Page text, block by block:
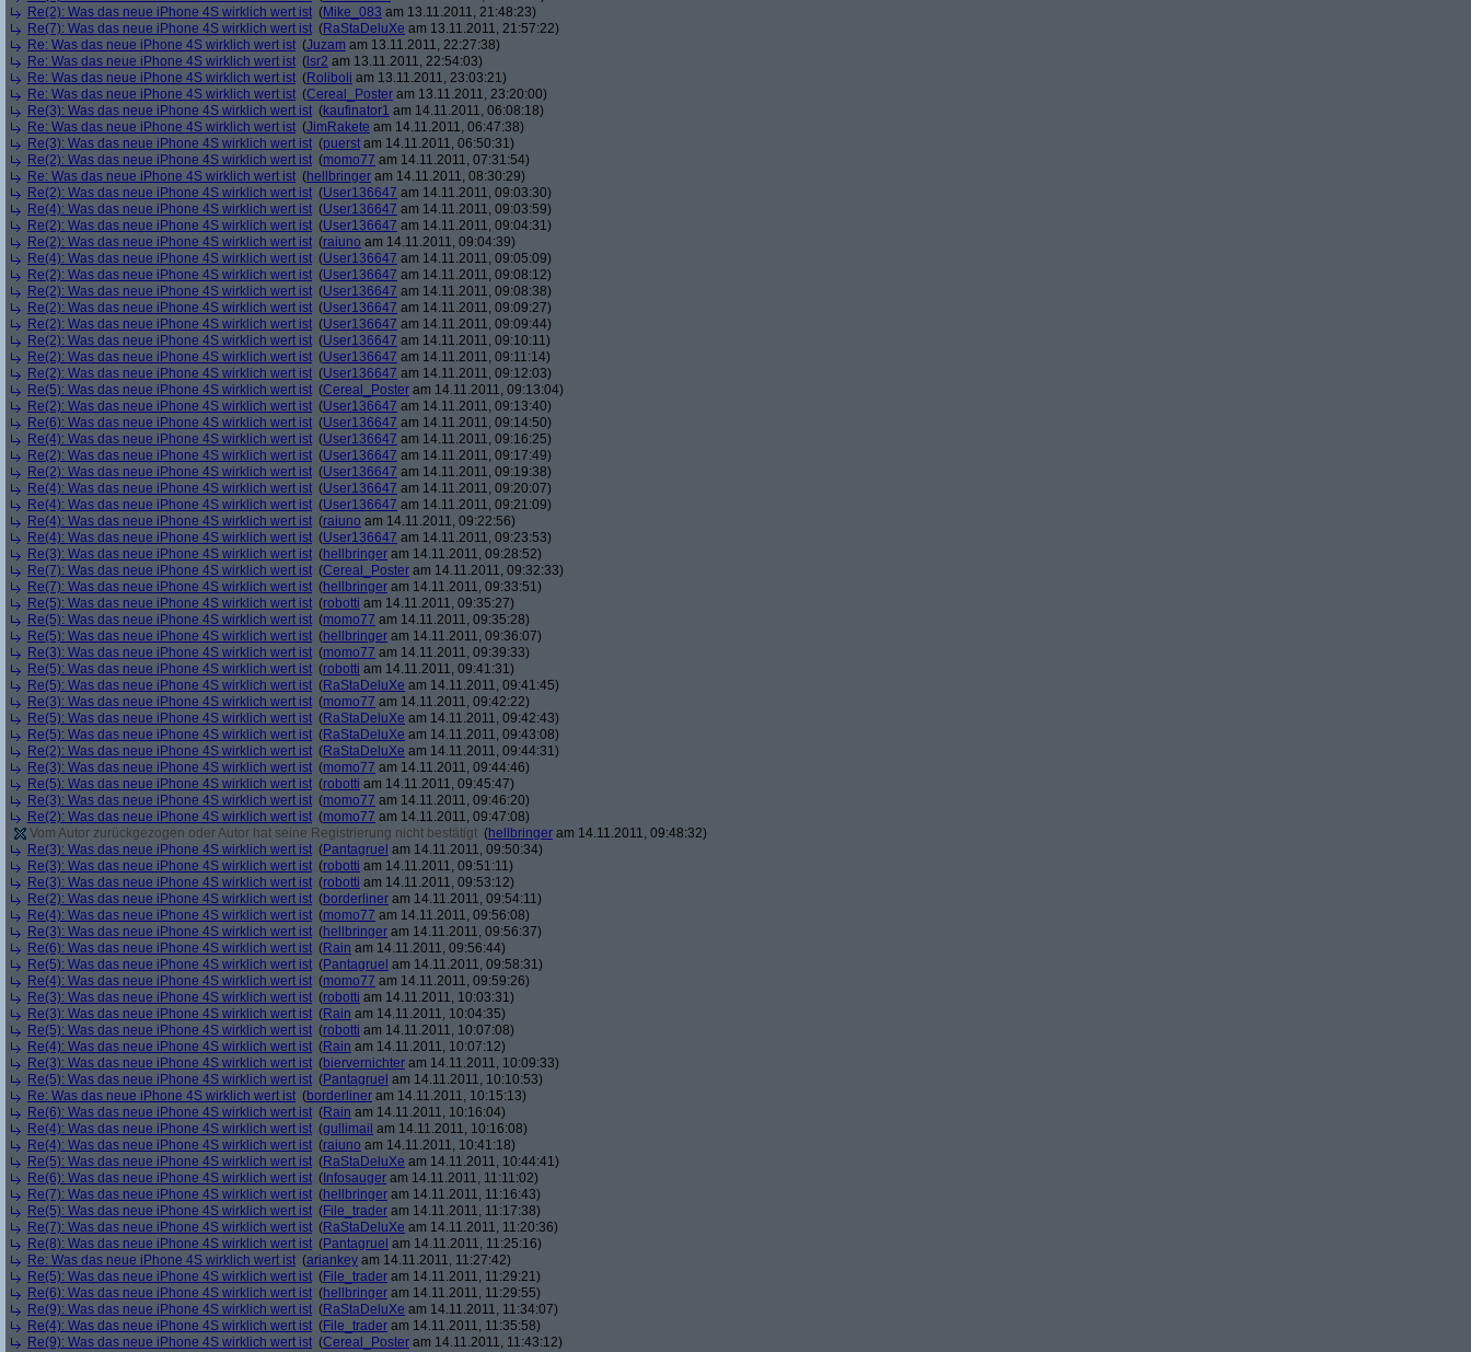
Re(2): Was das neue iPhone 4S wirklich wert ist (Mike_083 am 13.11.2011, 21:48:23)
Re(7): Was das neue iPhone 4S wirklich wert ist (RaStaDeluXe am 13.11.2011, 21:57:22)
Re: Was das neue iPhone 4S wirklich wert ist (Juzam am 13.11.2011, 22:27:38)
Re: Was das neue iPhone 4S wirklich wert ist ( lsr2 am 13.11.2011, 22:54:03)
Re: Was das neue iPhone 4S wirklich wert ist (Roliboli am 13.11.2011, 23:03:21)
Re: Was das neue iPhone 4S wirklich wert ist (Cereal_Poster am 13.11.2011, 23:20:00)
Re(3): Was das neue iPhone 4S wirklich wert ist (kaufinator1 am 14.11.2011, 06:08:18)
Re: Was das neue iPhone 4S wirklich wert ist (JimRakete am 14.11.2011, 06:47:38)
Re(3): Was das neue iPhone 4S wirklich wert ist (puerst am 14.11.2011, 06:50:31)
Re(2): Was das neue iPhone 4S wirklich wert ist (momo77 am 14.11.2011, 07:31:54)
Re: Was das neue iPhone 4S wirklich wert ist (hellbringer am 14.11.2011, 08:30:29)
Re(2): Was das neue iPhone 4S wirklich wert ist (User136647 am 14.11.2011, 09:03:30)
Re(4): Was das neue iPhone 4S wirklich wert ist (User136647 am 14.11.2011, 09:03:59)
Re(2): Was das neue iPhone 4S wirklich wert ist (User136647 am 14.11.2011, 09:04:31)
Re(2): Was das neue iPhone 4S wirklich wert ist (raiuno am 14.11.2011, 09:04:39)
Re(4): Was das neue iPhone 4S wirklich wert ist (User136647 am 14.11.2011, 09:05:09)
Re(2): Was das neue iPhone 4S wirklich wert ist (User136647 am 14.11.2011, 09:08:12)
Re(2): Was das neue iPhone 4S wirklich wert ist (User136647 am 14.11.2011, 09:08:38)
Re(2): Was das neue iPhone 4S wirklich wert ist (User136647 am 14.11.2011, 09:09:27)
Re(2): Was das neue iPhone 4S wirklich wert ist (User136647 am 14.11.2011, 09:09:44)
Re(2): Was das neue iPhone 4S wirklich wert ist (User136647 am 14.11.2011, 09:10:11)
Re(2): Was das neue iPhone 4S wirklich wert ist (User136647 am 14.11.2011, 09:11:14)
Re(2): Was das neue iPhone 4S wirklich wert ist (User136647 am 14.11.2011, 09:12:03)
Re(5): Was das neue iPhone 4S wirklich wert ist (Cereal_Poster am 14.11.2011, 09:13:04)
Re(2): Was das neue iPhone 4S wirklich wert ist (User136647 am 14.11.2011, 09:13:40)
Re(6): Was das neue iPhone 4S wirklich wert ist (User136647 am 14.11.2011, 09:14:50)
Re(4): Was das neue iPhone 4S wirklich wert ist (User136647 am 14.11.2011, 09:16:25)
Re(2): Was das neue iPhone 4S wirklich wert ist (User136647 am 14.11.2011, 09:17:49)
Re(2): Was das neue iPhone 4S wirklich wert ist (User136647 am 14.11.2011, 09:19:38)
Re(4): Was das neue iPhone 4S wirklich wert ist (User136647 am 14.11.2011, 09:20:07)
Re(4): Was das neue iPhone 4S wirklich wert ist (User136647 am 14.11.2011, 09:21:09)
Re(4): Was das neue iPhone 4S wirklich wert ist (raiuno am 14.11.2011, 09:22:56)
Re(4): Was das neue iPhone 4S wirklich wert ist (User136647 am 14.11.2011, 09:23:53)
Re(3): Was das neue iPhone 4S wirklich wert ist (hellbringer am 14.11.2011, 09:28:52)
Re(7): Was das neue iPhone 4S wirklich wert ist (Cereal_Poster am 14.11.2011, 09:32:33)
Re(7): Was das neue iPhone 4S wirklich wert ist (hellbringer am 14.11.2011, 09:33:51)
Re(5): Was das neue iPhone 4S wirklich wert ist (robotti am 14.11.2011, 09:35:27)
Re(5): Was das neue iPhone 4S wirklich wert ist (momo77 am 14.11.2011, 09:35:28)
Re(5): Was das neue iPhone 4S wirklich wert ist (hellbringer am 14.11.2011, 09:36:07)
Re(3): Was das neue iPhone 4S wirklich wert ist (momo77 am 14.11.2011, 09:39:33)
Re(5): Was das neue iPhone 4S wirklich wert ist (robotti am 14.11.2011, 09:41:31)
Re(5): Was das neue iPhone 4S wirklich wert ist (RaStaDeluXe am 14.11.2011, 09:41:45)
Re(3): Was das neue iPhone 4S wirklich wert ist (momo77 am 14.11.2011, 09:42:22)
Re(5): Was das neue iPhone 4S wirklich wert ist (RaStaDeluXe am 14.11.2011, 09:42:43)
Re(5): Was das neue iPhone 4S wirklich wert ist (RaStaDeluXe am 14.11.2011, 09:43:08)
Re(2): Was das neue iPhone 4S wirklich wert ist (RaStaDeluXe am 14.11.2011, 09:44:31)
Re(3): Was das neue iPhone 4S wirklich wert ist (momo77 am 14.11.2011, 09:44:46)
Re(5): Was das neue iPhone 4S wirklich wert ist (robotti am 14.11.2011, 09:45:47)
Re(3): Was das neue iPhone 4S wirklich wert ist (momo77 am 14.11.2011, 09:46:20)
Re(2): Was das neue iPhone 4S wirklich wert ist (momo77 am 14.11.2011, 09:47:08)
Vom Autor zurückgezogen oder Autor hat seine Registrierung nicht bestätigt (hellbringer am 14.11.2011, 09:48:32)
Re(3): Was das neue iPhone 4S wirklich wert ist (Pantagruel am 14.11.2011, 09:50:34)
Re(3): Was das neue iPhone 4S wirklich wert ist (robotti am 14.11.2011, 09:51:11)
Re(3): Was das neue iPhone 4S wirklich wert ist (robotti am 14.11.2011, 09:53:12)
Re(2): Was das neue iPhone 4S wirklich wert ist (borderliner am 14.11.2011, 09:54:11)
Re(4): Was das neue iPhone 4S wirklich wert ist (momo77 am 14.11.2011, 09:56:08)
Re(3): Was das neue iPhone 4S wirklich wert ist (hellbringer am 14.11.2011, 09:56:37)
Re(6): Was das neue iPhone 4S wirklich wert ist (Rain am 14.11.2011, 09:56:44)
Re(5): Was das neue iPhone 4S wirklich wert ist (Pantagruel am 14.11.2011, 09:58:31)
Re(4): Was das neue iPhone 4S wirklich wert ist (momo77 am 14.11.2011, 09:59:26)
Re(3): Was das neue iPhone 4S wirklich wert ist (robotti am 14.11.2011, 10:03:31)
Re(3): Was das neue iPhone 4S wirklich wert ist (Rain am 14.11.2011, 10:04:35)
Re(5): Was das neue iPhone 4S wirklich wert ist (robotti am 14.11.2011, 10:07:08)
Re(4): Was das neue iPhone 4S wirklich wert ist (Rain am 14.11.2011, 10:07:12)
Re(3): Was das neue iPhone 4S wirklich wert ist (biervernichter am 14.11.2011, 10:09:33)
Re(5): Was das neue iPhone 4S wirklich wert ist (Pantagruel am 14.11.2011, 10:10:53)
Re: Was das neue iPhone 4S wirklich wert ist (borderliner am 14.11.2011, 10:15:13)
Re(6): Was das neue iPhone 4S wirklich wert ist (Rain am 14.11.2011, 10:16:04)
Re(4): Was das neue iPhone 4S wirklich wert ist (gullimail am 14.11.2011, 10:16:08)
Re(4): Was das neue iPhone 4S wirklich wert ist (raiuno am 14.11.2011, 10:41:18)
Re(5): Was das neue iPhone 4S wirklich wert ist (RaStaDeluXe am 14.11.2011, 10:44:41)
Re(6): Was das neue iPhone 4S wirklich wert ist ( Infosauger am 14.11.2011, 11:11:02)
Re(7): Was das neue iPhone 4S wirklich wert ist (hellbringer am 14.11.2011, 11:16:43)
Re(5): Was das neue iPhone 4S wirklich wert ist (File_trader am 14.11.2011, 11:17:38)
Re(7): Was das neue iPhone 4S wirklich wert ist (RaStaDeluXe am 14.11.2011, 11:20:36)
Re(8): Was das neue iPhone 4S wirklich wert ist (Pantagruel am 14.11.2011, 11:25:16)
Re: Was das neue iPhone 4S wirklich wert ist (ariankey am 14.11.2011, 11:27:42)
Re(5): Was das neue iPhone 4S wirklich wert ist (File_trader am 14.11.2011, 11:29:21)
Re(6): Was das neue iPhone 4S wirklich wert ist (hellbringer am 14.11.2011, 11:29:55)
Re(9): Was das neue iPhone 4S wirklich wert ist (RaStaDeluXe am 14.11.2011, 11:34:07)
Re(4): Was das neue iPhone 4S wirklich wert ist (File_trader am 14.11.2011, 11:35:58)
Re(9): Was das neue iPhone 4S wirklich wert ist (Cereal_Poster am 14.11.2011, 11:43:12)